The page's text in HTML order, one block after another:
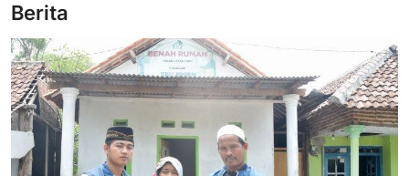
Konsultasi ZIS
Publikasi
Edukasi ZIS
Contact
Berita